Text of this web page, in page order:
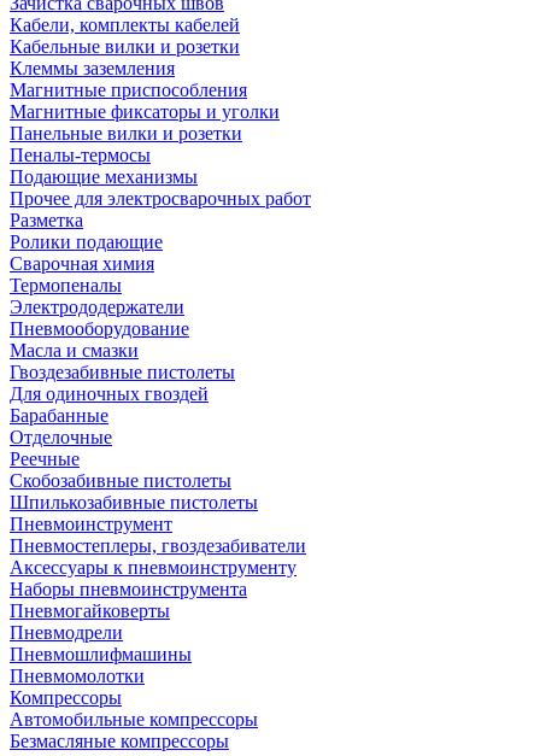
Кабели, комплекты кабелей
Кабельные вилки и розетки
Клеммы заземления
Магнитные приспособления
Магнитные фиксаторы и уголки
Панельные вилки и розетки
Пеналы-термосы
Подающие механизмы
Прочее для электросварочных работ
Разметка
Ролики подающие
Сварочная химия
Термопеналы
Электрододержатели
Пневмооборудование
Масла и смазки
Гвоздезабивные пистолеты
Для одиночных гвоздей
Барабанные
Отделочные
Реечные
Скобозабивные пистолеты
Шпилькозабивные пистолеты
Пневмоинструмент
Пневмостеплеры, гвоздезабиватели
Аксессуары к пневмоинструменту
Наборы пневмоинструмента
Пневмогайковерты
Пневмодрели
Пневмошлифмашины
Пневмомолотки
Компрессоры
Автомобильные компрессоры
Безмасляные компрессоры